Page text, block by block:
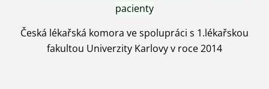
pacienty
Česká lékařská komora ve spolupráci s 1.lékařskou
fakultou Univerzity Karlovy v roce 2014